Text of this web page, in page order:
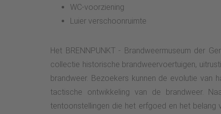
WC-voorziening
Luier verschoonruimte
Het BRENNPUNKT - Brandweermuseum der
collectie historische brandweervoertuigen,
brandweer. Bezoekers kunnen de evolutie van
tactische ontwikkeling van de brandweer.
tentoonstellingen die het erfgoed en het belang